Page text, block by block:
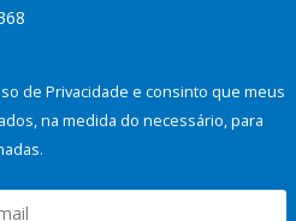
de Privacidade e consinto que meus
na medida do necessário, para